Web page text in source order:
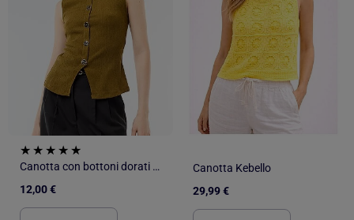
Canotta con bottoni dorati martellati
12,00 €
Canotta Kebello
29,99 €